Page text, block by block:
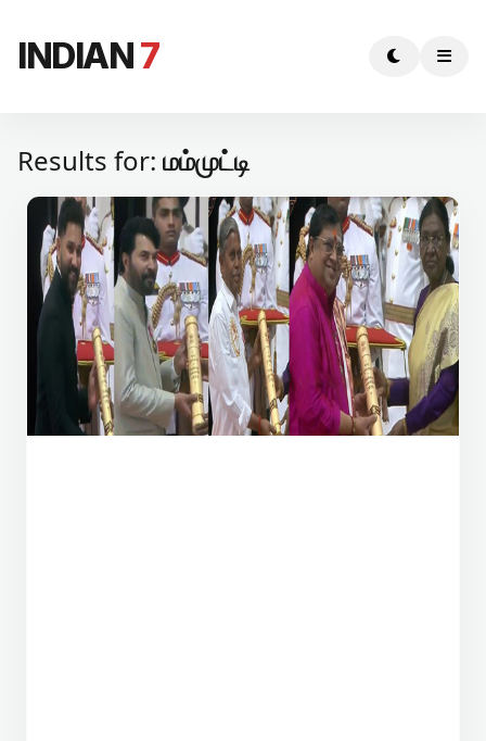
INDIAN7
Results for: மம்முட்டி